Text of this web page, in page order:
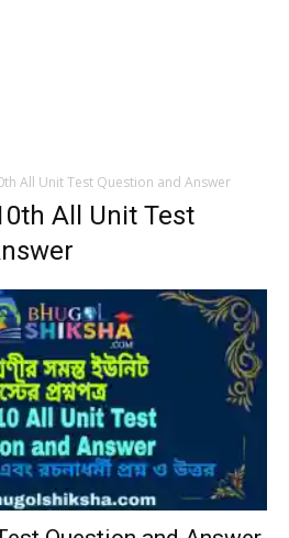
All Unit Test Question and Answer
All Unit Test